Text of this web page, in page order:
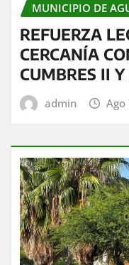
MUNICIPIO DE
REFUERZA
CERCANÍA
CUMBRES II
admin Ago